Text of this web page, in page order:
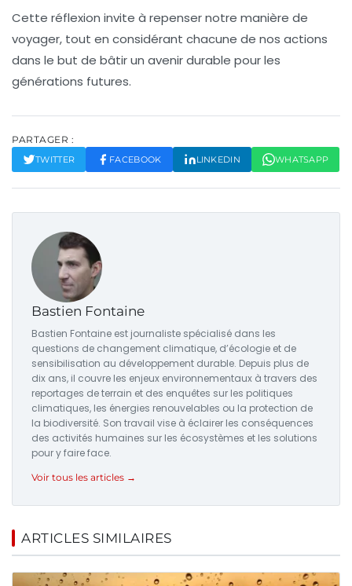
Cette réflexion invite à repenser notre manière de
voyager, tout en considérant chacune de nos actions
dans le but de bâtir un avenir durable pour les
générations futures.
PARTAGER :
TWITTER FACEBOOK LINKEDIN WHATSAPP
Bastien Fontaine
Bastien Fontaine est journaliste spécialisé dans les
questions de changement climatique, d’écologie et de
sensibilisation au développement durable. Depuis plus de
dix ans, il couvre les enjeux environnementaux à travers des
reportages de terrain et des enquêtes sur les politiques
climatiques, les énergies renouvelables ou la protection de
la biodiversité. Son travail vise à éclairer les conséquences
des activités humaines sur les écosystèmes et les solutions
pour y faire face.
Voir tous les articles →
ARTICLES SIMILAIRES